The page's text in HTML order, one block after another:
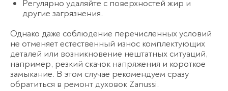
Регулярно удаляйте с поверхностей жир и
другие загрязнения.
Однако даже соблюдение перечисленных условий
не отменяет естественный износ комплектующих
деталей или возникновение нештатных ситуаций,
например, резкий скачок напряжения и короткое
замыкание. В этом случае рекомендуем сразу
обратиться в ремонт духовок Zanussi.